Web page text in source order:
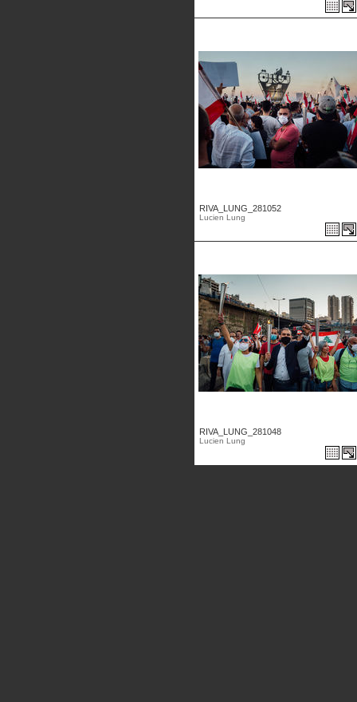
RIVA_LUNG_281052
Lucien Lung
RIVA_LUNG_281048
Lucien Lung